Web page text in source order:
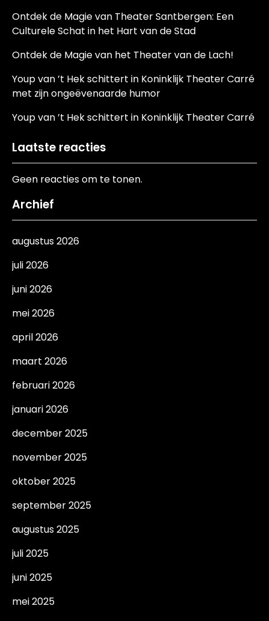
Ontdek de Magie van Theater Santbergen: Een
Culturele Schat in het Hart van de Stad
Ontdek de Magie van het Theater van de Lach!
Youp van ’t Hek schittert in Koninklijk Theater Carré
met zijn ongeëvenaarde humor
Youp van ’t Hek schittert in Koninklijk Theater Carré
Laatste reacties
Geen reacties om te tonen.
Archief
augustus 2026
juli 2026
juni 2026
mei 2026
april 2026
maart 2026
februari 2026
januari 2026
december 2025
november 2025
oktober 2025
september 2025
augustus 2025
juli 2025
juni 2025
mei 2025